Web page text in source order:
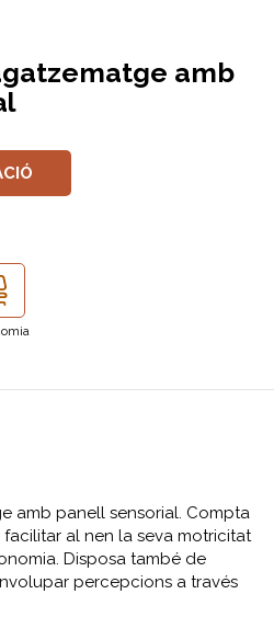
amb
amb panell sensorial. Compta
al nen la seva motricitat
Disposa també de
percepcions a través